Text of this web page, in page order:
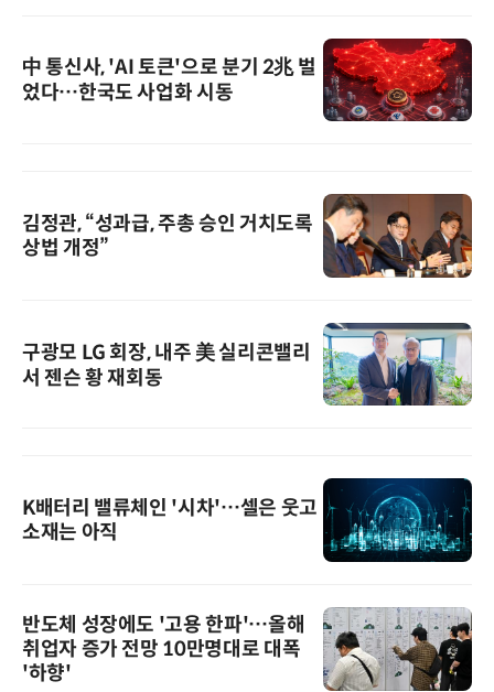
中 통신사, 'AI 토큰'으로 분기 2兆 벌
었다…한국도 사업화 시동
김정관, “성과급, 주총 승인 거치도록
상법 개정”
구광모 LG 회장, 내주 美 실리콘밸리
서 젠슨 황 재회동
K배터리 밸류체인 '시차'…셀은 웃고
소재는 아직
반도체 성장에도 '고용 한파'…올해
취업자 증가 전망 10만명대로 대폭
'하향'